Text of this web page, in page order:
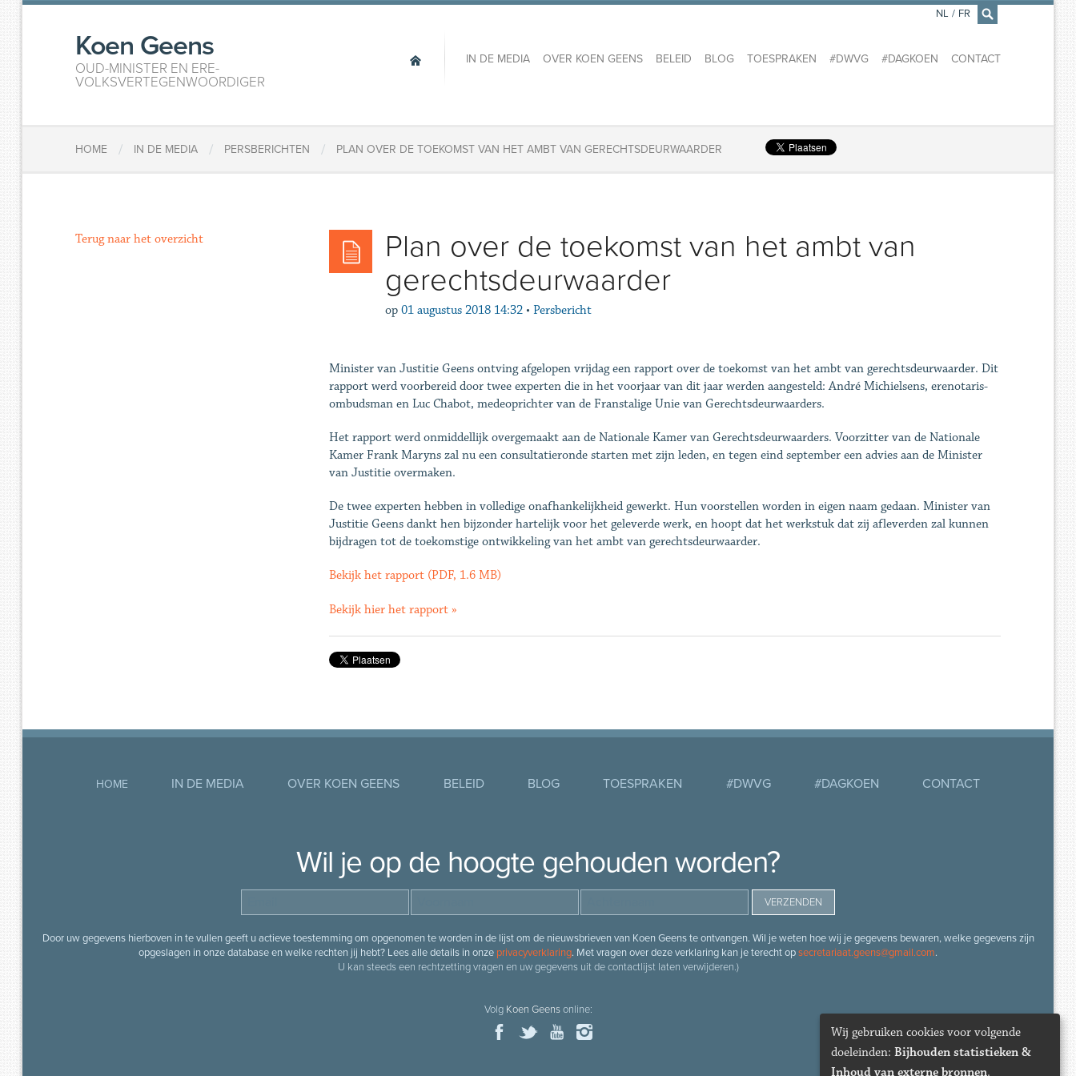
×
Koen Geens
OUD-MINISTER EN ERE-
VOLKSVERTEGENWOORDIGER
IN DE MEDIA OVER KOEN GEENS BELEID BLOG TOESPRAKEN #DWVG #DAGKOEN CONTACT
NL / FR
HOME / IN DE MEDIA / PERSBERICHTEN / ​PLAN OVER DE TOEKOMST VAN HET AMBT VAN GERECHTSDEURWAARDER
​Plan over de toekomst van het ambt van
gerechtsdeurwaarder
op 01 augustus 2018 14:32 • Persbericht
Minister van Justitie Geens ontving afgelopen vrijdag een rapport over de toekomst van het ambt van gerechtsdeurwaarder. Dit
rapport werd voorbereid door twee experten die in het voorjaar van dit jaar werden aangesteld: André Michielsens, erenotaris-
ombudsman en Luc Chabot, medeoprichter van de Franstalige Unie van Gerechtsdeurwaarders.
Het rapport werd onmiddellijk overgemaakt aan de Nationale Kamer van Gerechtsdeurwaarders. Voorzitter van de Nationale
Kamer Frank Maryns zal nu een consultatieronde starten met zijn leden, en tegen eind september een advies aan de Minister
van Justitie overmaken.
De twee experten hebben in volledige onafhankelijkheid gewerkt. Hun voorstellen worden in eigen naam gedaan. Minister van
Justitie Geens dankt hen bijzonder hartelijk voor het geleverde werk, en hoopt dat het werkstuk dat zij afleverden zal kunnen
bijdragen tot de toekomstige ontwikkeling van het ambt van gerechtsdeurwaarder.
Bekijk het rapport (PDF, 1.6 MB)
Bekijk hier het rapport »
Terug naar het overzicht
HOME IN DE MEDIA OVER KOEN GEENS BELEID BLOG TOESPRAKEN #DWVG #DAGKOEN CONTACT
Wil je op de hoogte gehouden worden?
Door uw gegevens hierboven in te vullen geeft u actieve toestemming om opgenomen te worden in de lijst om de nieuwsbrieven van Koen Geens te ontvangen. Wil je weten hoe wij je gegevens bewaren, welke gegevens zijn
opgeslagen in onze database en welke rechten jij hebt? Lees alle details in onze privacyverklaring. Met vragen over deze verklaring kan je terecht opsecretariaat.geens@gmail.com.
U kan steeds een rechtzetting vragen en uw gegevens uit de contactlijst laten verwijderen.)
Volg Koen Geensonline:
Wij gebruiken cookies voor volgende
doeleinden: Bijhouden statistieken &
Inhoud van externe bronnen.